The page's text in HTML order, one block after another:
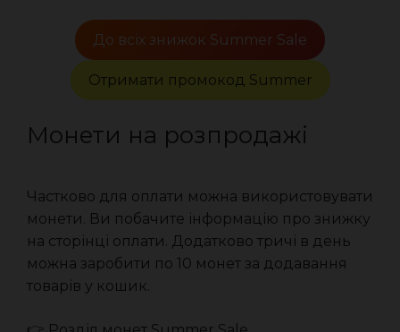
До всіх знижок Summer Sale
Отримати промокод Summer
Монети на розпродажі
Частково для оплати можна використовувати
монети. Ви побачите інформацію про знижку
на сторінці оплати. Додатково тричі в день
можна заробити по 10 монет за додавання
товарів у кошик.